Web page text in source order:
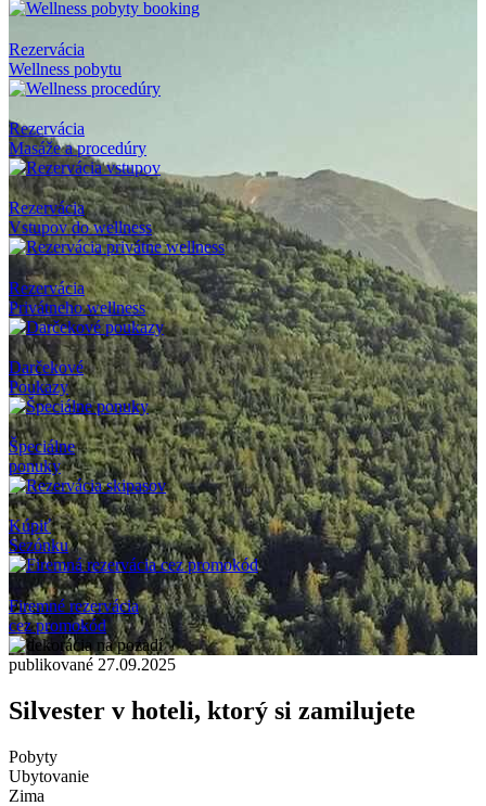
Rezervácia
Wellness pobytu
Rezervácia
Masáže a procedúry
Rezervácia
Vstupov do wellness
Rezervácia
Privátneho wellness
Darčekové
Poukazy
Špeciálne
ponuky
Kúpiť
Sezónku
Firemné rezervácia
cez promokód
publikované 27.09.2025
Silvester v hoteli, ktorý si zamilujete
Pobyty
Ubytovanie
Zima